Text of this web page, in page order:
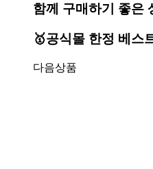
함께 구매하기 좋은
🥇공식몰 한정 베스
다음상품